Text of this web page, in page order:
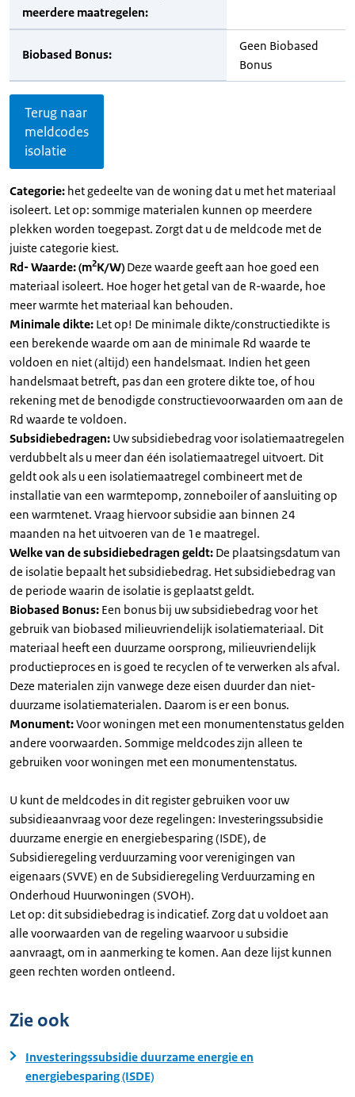
meerdere maatregelen:
Biobased Bonus:
Geen Biobased
Bonus
Terug naar
meldcodes
isolatie
Categorie: het gedeelte van de woning dat u met het materiaal
isoleert. Let op: sommige materialen kunnen op meerdere
plekken worden toegepast. Zorgt dat u de meldcode met de
juiste categorie kiest.
Rd- Waarde: (m2K/W) Deze waarde geeft aan hoe goed een
materiaal isoleert. Hoe hoger het getal van de R-waarde, hoe
meer warmte het materiaal kan behouden.
Minimale dikte: Let op! De minimale dikte/constructiedikte is
een berekende waarde om aan de minimale Rd waarde te
voldoen en niet (altijd) een handelsmaat. Indien het geen
handelsmaat betreft, pas dan een grotere dikte toe, of hou
rekening met de benodigde constructievoorwaarden om aan de
Rd waarde te voldoen.
Subsidiebedragen: Uw subsidiebedrag voor isolatiemaatregelen
verdubbelt als u meer dan één isolatiemaatregel uitvoert. Dit
geldt ook als u een isolatiemaatregel combineert met de
installatie van een warmtepomp, zonneboiler of aansluiting op
een warmtenet. Vraag hiervoor subsidie aan binnen 24
maanden na het uitvoeren van de 1e maatregel.
Welke van de subsidiebedragen geldt: De plaatsingsdatum van
de isolatie bepaalt het subsidiebedrag. Het subsidiebedrag van
de periode waarin de isolatie is geplaatst geldt.
Biobased Bonus: Een bonus bij uw subsidiebedrag voor het
gebruik van biobased milieuvriendelijk isolatiemateriaal. Dit
materiaal heeft een duurzame oorsprong, milieuvriendelijk
productieproces en is goed te recyclen of te verwerken als afval.
Deze materialen zijn vanwege deze eisen duurder dan niet-
duurzame isolatiematerialen. Daarom is er een bonus.
Monument:Voor woningen met een monumentenstatus gelden
andere voorwaarden. Sommige meldcodes zijn alleen te
gebruiken voor woningen met een monumentenstatus.
U kunt de meldcodes in dit register gebruiken voor uw
subsidieaanvraag voor deze regelingen: Investeringssubsidie
duurzame energie en energiebesparing (ISDE), de
Subsidieregeling verduurzaming voor verenigingen van
eigenaars (SVVE) en de Subsidieregeling Verduurzaming en
Onderhoud Huurwoningen (SVOH).
Let op: dit subsidiebedrag is indicatief. Zorg dat u voldoet aan
alle voorwaarden van de regeling waarvoor u subsidie
aanvraagt, om in aanmerking te komen. Aan deze lijst kunnen
geen rechten worden ontleend.
Zie ook
Investeringssubsidie duurzame energie en
energiebesparing (ISDE)